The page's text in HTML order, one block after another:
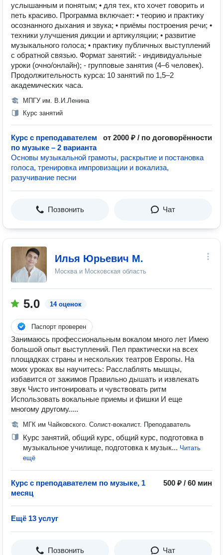
услышанным и понятым; • для тех, кто хочет говорить и
петь красиво. Программа включает: • теорию и практику
осознанного дыхания и звука; • приёмы построения речи; •
техники улучшения дикции и артикуляции; • развитие
музыкального голоса; • практику публичных выступлений
с обратной связью. Формат занятий: - индивидуальные
уроки (очно/онлайн); - групповые занятия (4–6 человек).
Продолжительность курса: 10 занятий по 1,5–2
академических часа.
МПГУ им. В.И.Ленина
Курс занятий
Курс с преподавателем
по музыке – 2 варианта
от 2000 ₽ / по договорённости
Основы музыкальной грамоты, раскрытие и постановка
голоса, тренировка импровизации и вокализа,
разучивание песни
Позвонить Чат
Илья Юрьевич М.
Москва и Московская область
5.0 14 оценок
Паспорт проверен
Занимаюсь профессиональным вокалом много лет Имею
большой опыт выступлений. Пел практически на всех
площадках страны и нескольких театров Европы. На
моих уроках вы научитесь: Расслаблять мышцы,
избавится от зажимов Правильно дышать и извлекать
звук Чисто интонировать и чувствовать ритм
Использовать вокальные приемы и фишки И еще
многому другому.....
МГК им Чайковского. Солист-вокалист. Преподаватель
Курс занятий, общий курс, общий курс, подготовка в
музыкальное училище, подготовка к музык... Читать
ещё
Курс с преподавателем по музыке, 1
месяц
500 ₽ / 60 мин
Ещё 13 услуг
Позвонить Чат